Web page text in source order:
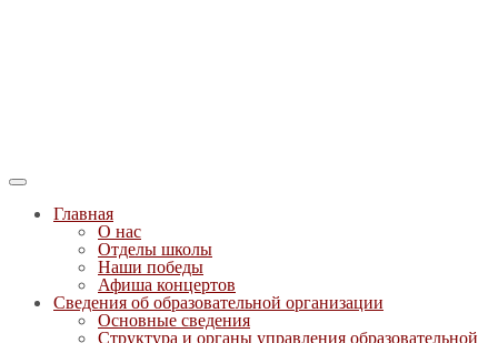
Главная
О нас
Отделы школы
Наши победы
Афиша концертов
Сведения об образовательной организации
Основные сведения